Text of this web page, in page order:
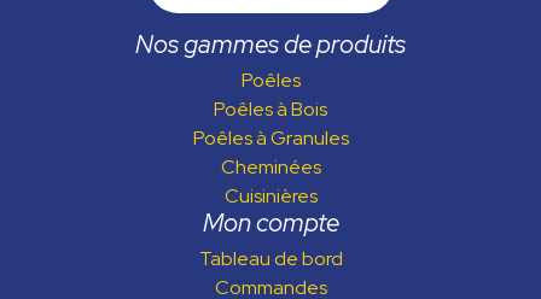
Nos gammes de produits
Poêles
Poêles à Bois
Poêles à Granules
Cheminées
Cuisinières
Mon compte
Tableau de bord
Commandes